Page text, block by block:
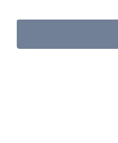
was: